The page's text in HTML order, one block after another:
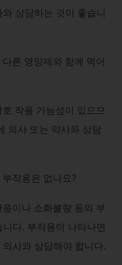
상담하는 것이 좋습니
른 영양제와 함께 먹어
작용 가능성이 있으므
의사 또는 약사와 상담
작용은 없나요?
이나 소화불량 등의 부
다. 부작용이 나타나면
사와 상담해야 합니다.